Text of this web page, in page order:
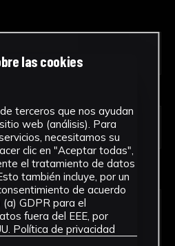
a*
de ortografía de la
preguntas y
las cookies
terceros que nos ayudan
web (análisis). Para
necesitamos su
clic en "Aceptar todas",
el tratamiento de datos
también incluye, por un
de acuerdo
GDPR para el
fuera del EEE, por
Política de privacidad